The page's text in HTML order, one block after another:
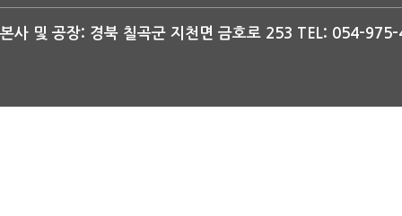
본사 및 공장: 경북 칠곡군 지천면 금호로 253 TEL: 054-